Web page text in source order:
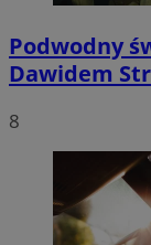
Podwodny
Dawidem
8